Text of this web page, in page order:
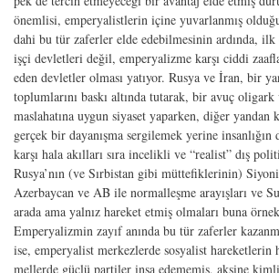
önemlisi, emperyalistlerin içine yuvarlanmış
dahi bu tür zaferler elde edebilmesinin ardında,
işçi devletleri değil, emperyalizme karşı ciddi
eden devletler olması yatıyor. Rusya ve İran, bir
toplumlarını baskı altında tutarak, bir avuç oligark
maslahatına uygun siyaset yaparken, diğer yandan
gerçek bir dayanışma sergilemek yerine insanlığın
karşı hala akılları sıra incelikli ve “realist” dış
Rusya’nın (ve Sırbis­tan gibi müttefiklerinin)
Azerbaycan ve AB ile normalleşme arayışları ve
arada ama yalnız hareket etmiş olmaları buna
Emperyalizmin zayıf anında bu tür zaferler
ise, emperyalist merkezlerde sosyalist hareketlerin
mellerde güçlü partiler inşa edememiş, aksine